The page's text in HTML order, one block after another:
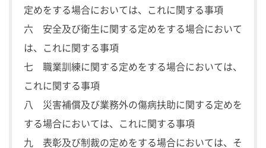
定めをする場合においては、これに関する事項
六 安全及び衛生に関する定めをする場合において
は、これに関する事項
七 職業訓練に関する定めをする場合においては、
これに関する事項
八 災害補償及び業務外の傷病扶助に関する定めを
する場合においては、これに関する事項
九 表彰及び制裁の定めをする場合においては、そ